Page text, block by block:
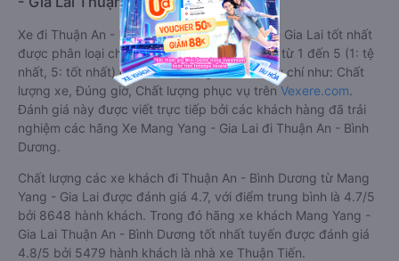
Xe đi Thuận An - Bình Dương từ Mang Yang - Gia Lai tốt nhất
được phân loại chất lượng dựa trên đánh giá từ 1 đến 5 (1: tệ
nhất, 5: tốt nhất) của khách hàng với các tiêu chí như: Chất
lượng xe, Đúng giờ, Chất lượng phục vụ trênVexere.com.
Đánh giá này được viết trực tiếp bởi các khách hàng đã trải
nghiệm các hãng Xe Mang Yang - Gia Lai đi Thuận An - Bình
Dương.
Chất lượng các xe khách đi Thuận An - Bình Dương từ Mang
Yang - Gia Lai được đánh giá 4.7, với điểm trung bình là 4.7/5
bởi 8648 hành khách. Trong đó hãng xe khách Mang Yang -
Gia Lai Thuận An - Bình Dương tốt nhất tuyến được đánh giá
4.8/5 bởi 5479 hành khách là nhà xe Thuận Tiến.